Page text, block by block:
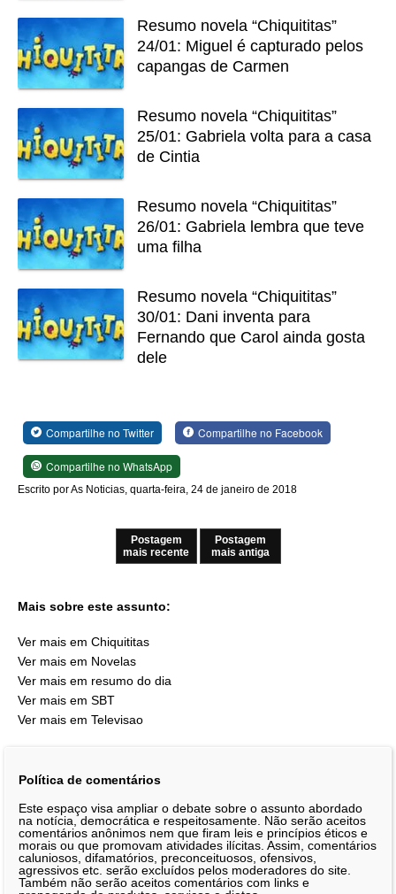
Resumo novela “Chiquititas”
24/01: Miguel é capturado pelos
capangas de Carmen
Resumo novela “Chiquititas”
25/01: Gabriela volta para a casa
de Cintia
Resumo novela “Chiquititas”
26/01: Gabriela lembra que teve
uma filha
Resumo novela “Chiquititas”
30/01: Dani inventa para
Fernando que Carol ainda gosta
dele
Compartilhe no Twitter Compartilhe no Facebook
Compartilhe no WhatsApp
Escrito por As Noticias, quarta-feira, 24 de janeiro de 2018
Postagem
mais recente
Postagem
mais antiga
Mais sobre este assunto:
Ver mais em Chiquititas
Ver mais em Novelas
Ver mais em resumo do dia
Ver mais em SBT
Ver mais em Televisao
Política de comentários
Este espaço visa ampliar o debate sobre o assunto abordado
na notícia, democrática e respeitosamente. Não serão aceitos
comentários anônimos nem que firam leis e princípios éticos e
morais ou que promovam atividades ilícitas. Assim, comentários
caluniosos, difamatórios, preconceituosos, ofensivos,
agressivos etc. serão excluídos pelos moderadores do site.
Também não serão aceitos comentários com links e